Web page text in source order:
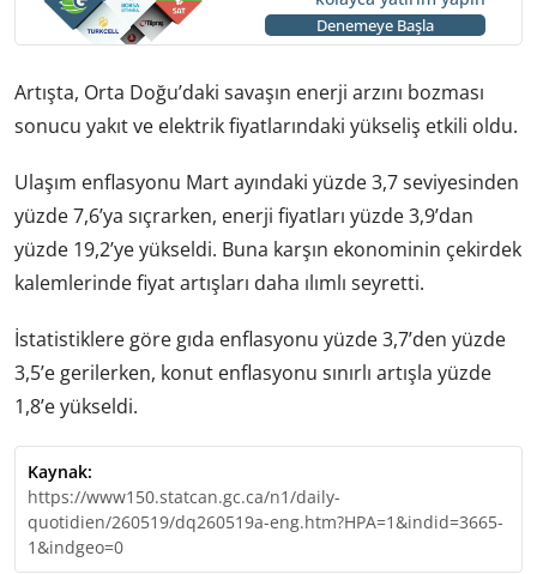
Denemeye Başla
Artışta, Orta Doğu’daki savaşın enerji arzını bozması
sonucu yakıt ve elektrik fiyatlarındaki yükseliş etkili oldu.
Ulaşım enflasyonu Mart ayındaki yüzde 3,7 seviyesinden
yüzde 7,6’ya sıçrarken, enerji fiyatları yüzde 3,9’dan
yüzde 19,2’ye yükseldi. Buna karşın ekonominin çekirdek
kalemlerinde fiyat artışları daha ılımlı seyretti.
İstatistiklere göre gıda enflasyonu yüzde 3,7’den yüzde
3,5’e gerilerken, konut enflasyonu sınırlı artışla yüzde
1,8’e yükseldi.
Kaynak:
https://www150.statcan.gc.ca/n1/daily-
quotidien/260519/dq260519a-eng.htm?HPA=1&indid=3665-
1&indgeo=0